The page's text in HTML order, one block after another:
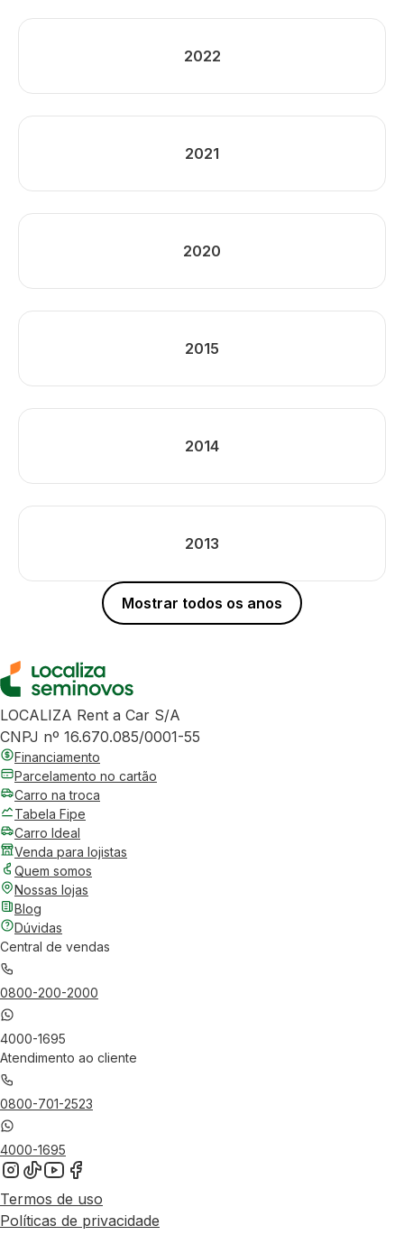
2022
2021
2020
2015
2014
2013
Mostrar todos os anos
LOCALIZA Rent a Car S/A
CNPJ nº 16.670.085/0001-55
Financiamento
Parcelamento no cartão
Carro na troca
Tabela Fipe
Carro Ideal
Venda para lojistas
Quem somos
Nossas lojas
Blog
Dúvidas
Central de vendas
0800-200-2000
4000-1695
Atendimento ao cliente
0800-701-2523
4000-1695
Termos de uso
Políticas de privacidade